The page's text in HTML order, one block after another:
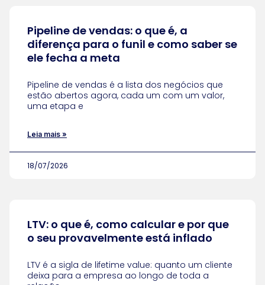
Pipeline de vendas: o que é, a
diferença para o funil e como saber se
ele fecha a meta
Pipeline de vendas é a lista dos negócios que
estão abertos agora, cada um com um valor,
uma etapa e
Leia mais »
18/07/2026
LTV: o que é, como calcular e por que
o seu provavelmente está inflado
LTV é a sigla de lifetime value: quanto um cliente
deixa para a empresa ao longo de toda a